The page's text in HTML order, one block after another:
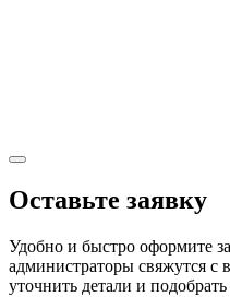
Оставьте заявку
Удобно и быстро оформите
администраторы свяжутся
уточнить детали и